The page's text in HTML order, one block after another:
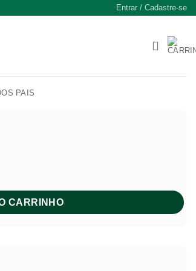
Entrar / Cadastre-se
PAIS
CARRINHO